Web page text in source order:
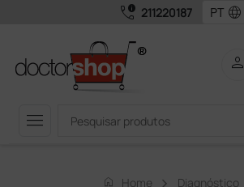
call_quality 211220187 language
menu
person
home Home
Diagnóstico